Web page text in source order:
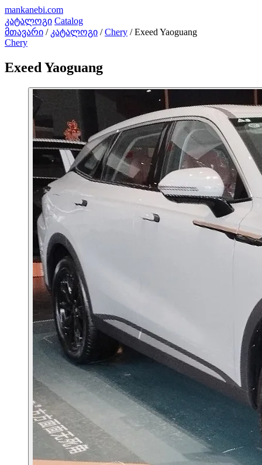
mankanebi.com
კატალოგი Catalog
მთავარი / კატალოგი / Chery / Exeed Yaoguang
Chery
Exeed Yaoguang